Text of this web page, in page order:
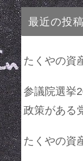
最近の投稿
たくやの資
参議院選挙
政策がある
たくやの資